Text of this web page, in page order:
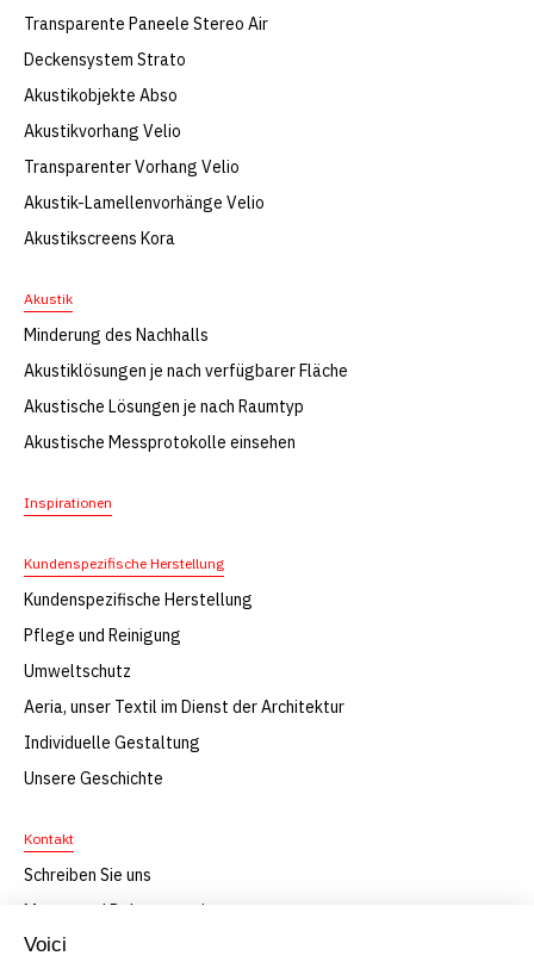
Transparente Paneele Stereo Air
Deckensystem Strato
Akustikobjekte Abso
Akustikvorhang Velio
Transparenter Vorhang Velio
Akustik-Lamellenvorhänge Velio
Akustikscreens Kora
Akustik
Minderung des Nachhalls
Akustiklösungen je nach verfügbarer Fläche
Akustische Lösungen je nach Raumtyp
Akustische Messprotokolle einsehen
Inspirationen
Kundenspezifische Herstellung
Kundenspezifische Herstellung
Pflege und Reinigung
Umweltschutz
Aeria, unser Textil im Dienst der Architektur
Individuelle Gestaltung
Unsere Geschichte
Kontakt
Schreiben Sie uns
Muster und Dokumentation
F.A.Q